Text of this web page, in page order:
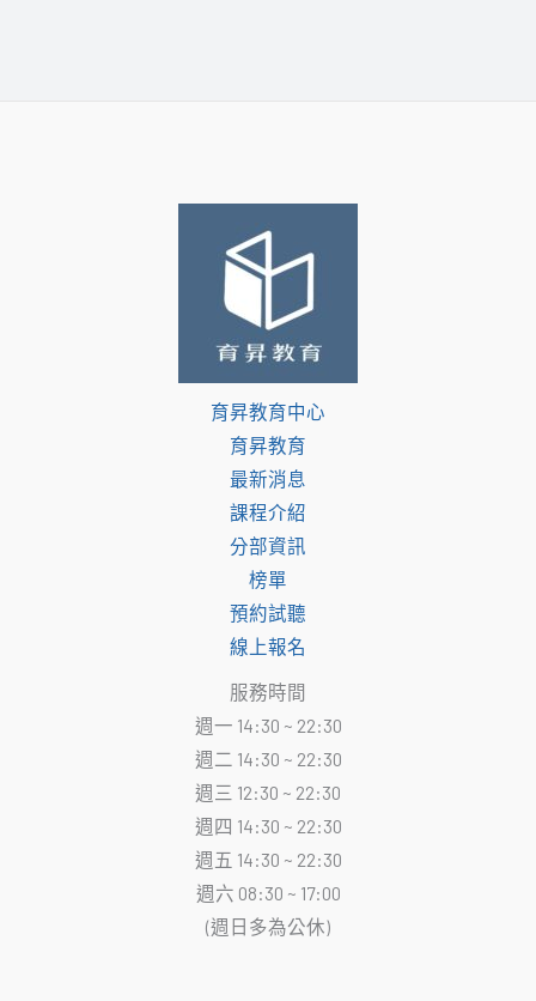
育昇教育中心
育昇教育
最新消息
課程介紹
分部資訊
榜單
預約試聽
線上報名
服務時間
週一 14:30 ~ 22:30
週二 14:30 ~ 22:30
週三 12:30 ~ 22:30
週四 14:30 ~ 22:30
週五 14:30 ~ 22:30
週六 08:30 ~ 17:00
(週日多為公休)